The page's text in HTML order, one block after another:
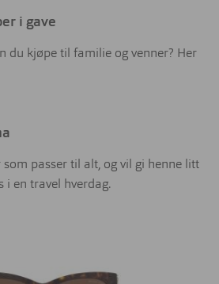
i gave
du kjøpe til familie og venner? Her
passer til alt, og vil gi henne litt
i en travel hverdag.